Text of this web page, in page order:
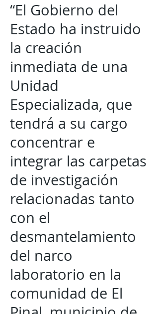
“El Gobierno del
Estado ha instruido
la creación
inmediata de una
Unidad
Especializada, que
tendrá a su cargo
concentrar e
integrar las carpetas
de investigación
relacionadas tanto
con el
desmantelamiento
del narco
laboratorio en la
comunidad de El